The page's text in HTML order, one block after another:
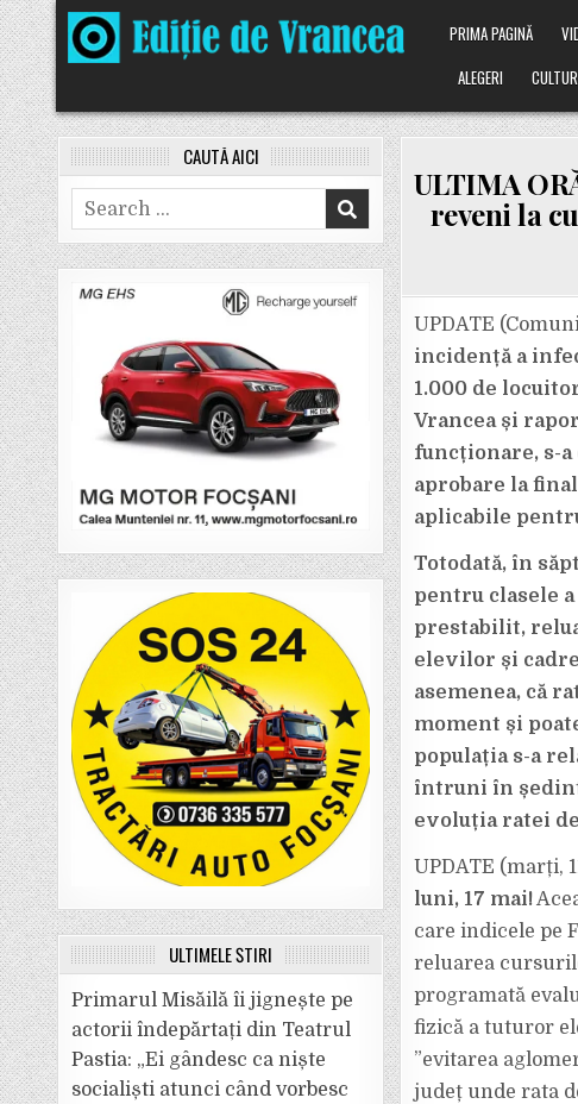
Skip
to
content
PRIMA PAGINĂ
ALEGERI
ULTIMA
reveni la
UPDATE
incidență a
1.000 de
Vrancea și
funcționare, s-
aprobare la
aplicabile
Totodată, în
pentru clasele
prestabilit,
elevilor și
asemenea, că
moment și
populația s-a
întruni în
evoluția ratei
UPDATE (marți,
luni, 17 mai!
care indicele pe
reluarea
programată
fizică a tuturor
”evitarea
județ unde rata
CAUTĂ AICI
Search
for:
ULTIMELE ȘTIRI
Primarul Misăilă îi jignește pe
actorii îndepărtați din Teatrul
Pastia: „Ei gândesc ca niște
socialiști atunci când vorbesc